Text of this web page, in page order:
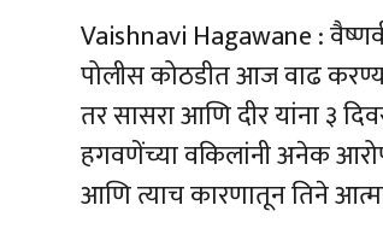
Vaishnavi Hagawane :
पोलीस कोठडीत आज वाढ
तर सासरा आणि दीर यांना ३
हगवणेंच्या वकिलांनी अनेक
आणि त्याच कारणातून तिने